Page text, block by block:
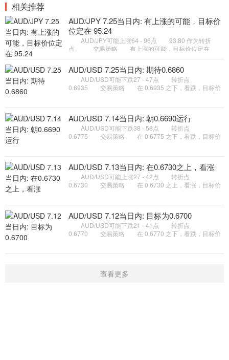
相关推荐
AUD/JPY 7.25当日内: 有上涨的可能，目标价
位定在 95.24
AUD/JPY可能上涨64 - 96点 93.80 作为转折
点。 交易策略 有上涨的可能，目标价位定在
标方向定在 93.28 和 92
AUD/USD 7.25当日内: 期待0.6860
AUD/USD可能下跌27 - 47点 转折点
0.6935 交易策略 在 0.6935 之下，看跌，目标价
AUD/USD 7.14当日内: 朝0.6690运行
AUD/USD可能下跌38 - 58点 转折点
0.6775 交易策略 在 0.6775 之下，看跌，目标价
AUD/USD 7.13当日内: 在0.6730之上，看涨
AUD/USD可能上涨27 - 42点 转折点
0.6730 交易策略 在 0.6730 之上，看涨，目标价
AUD/USD 7.12当日内: 目标为0.6700
AUD/USD可能下跌21 - 41点 转折点
0.6770 交易策略 在 0.6770 之下，看跌，目标价
查看更多